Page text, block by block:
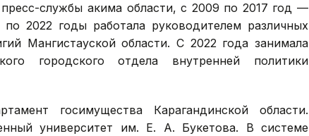
службы акима области, с 2009 по 2017 год —
2022 годы работала руководителем различных
Мангистауской области. С 2022 года занимала
городского отдела внутренней политики
госимущества Карагандинской области.
университет им. Е. А. Букетова. В системе